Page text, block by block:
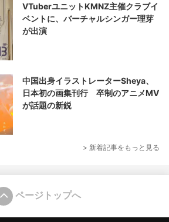
VTuberユニットKMNZ主催クラブイ
ベントに、バーチャルシンガー理芽
が出演
中国出身イラストレーターSheya、
日本初の画集刊行 卒制のアニメMV
が話題の新鋭
> 新着記事をもっと見る
ページトップへ